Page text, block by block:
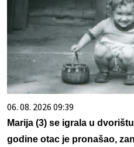
06. 08. 2026 09:39
Marija (3) se igrala u
godine otac je pronašao,